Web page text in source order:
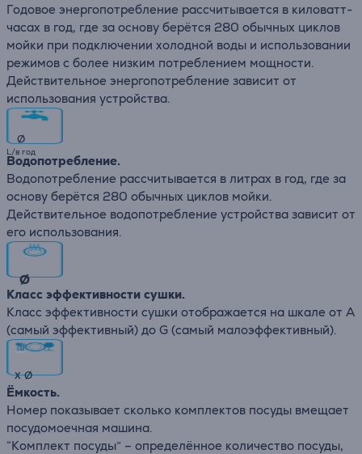
Годовое энергопотребление рассчитывается в киловатт-
часах в год, где за основу берётся 280 обычных циклов
мойки при подключении холодной воды и использовании
режимов с более низким потреблением мощности.
Действительное энергопотребление зависит от
использования устройства.
∅
L/в год
Водопотребление.
Водопотребление рассчитывается в литрах в год, где за
основу берётся 280 обычных циклов мойки.
Действительное водопотребление устройства зависит от
его использования.
∅
Класс эффективности сушки.
Класс эффективности сушки отображается на шкале от А
(самый эффективный) до G (самый малоэффективный).
x∅
Ёмкость.
Номер показывает сколько комплектов посуды вмещает
посудомоечная машина.
“Комплект посуды” – определённое количество посуды,